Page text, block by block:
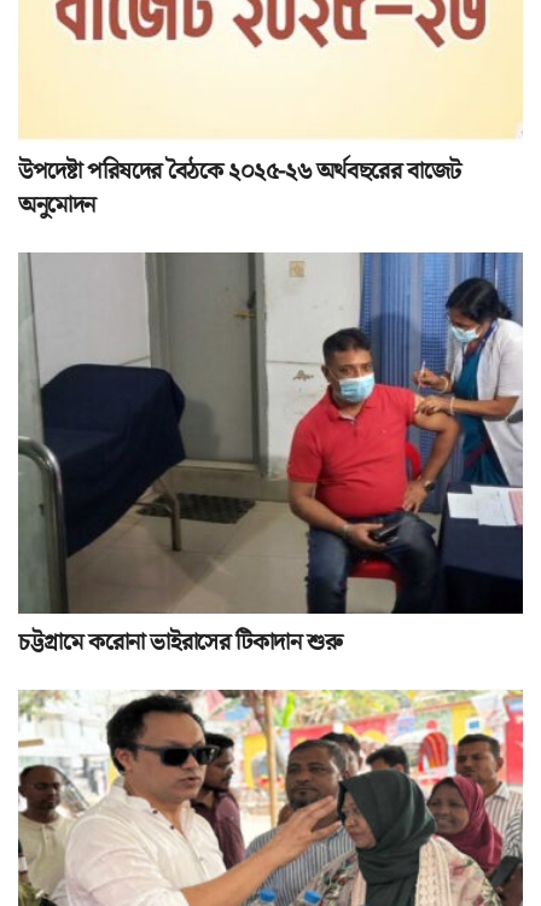
উপদেষ্টা পরিষদের বৈঠকে ২০২৫-২৬ অর্থবছরের বাজেট
অনুমোদন
চট্টগ্রামে করোনা ভাইরাসের টিকাদান শুরু